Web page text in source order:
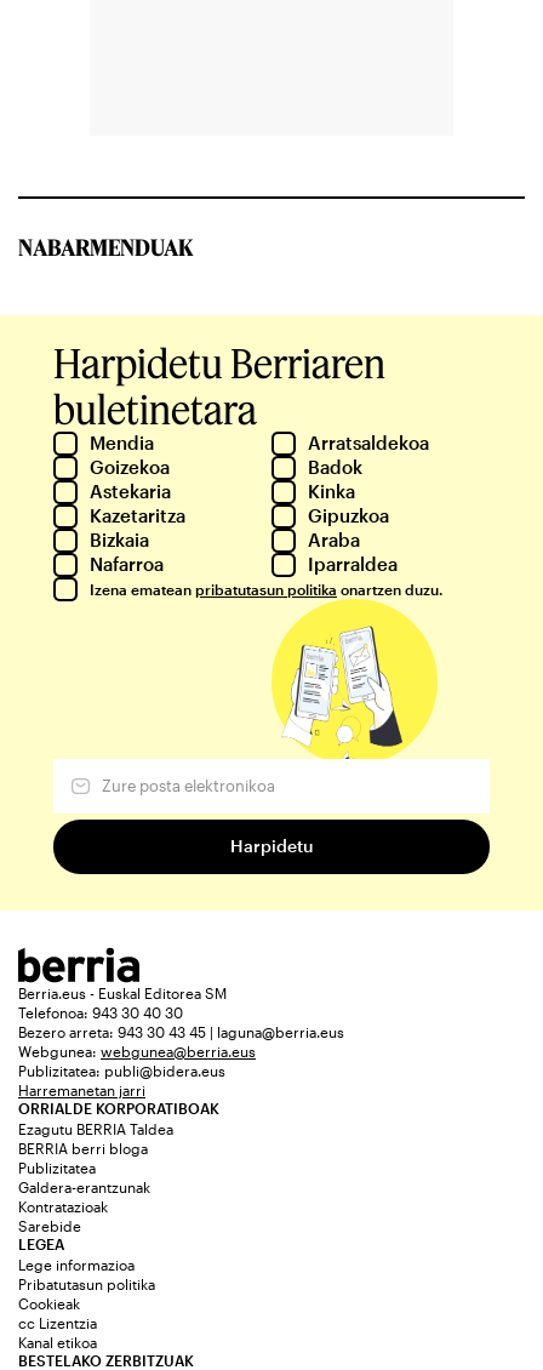
NABARMENDUAK
Harpidetu Berriaren
buletinetara
Mendia
Arratsaldekoa
Goizekoa
Badok
Astekaria
Kinka
Kazetaritza
Gipuzkoa
Bizkaia
Araba
Nafarroa
Iparraldea
Izena ematean pribatutasun politika onartzen duzu.
Berria.eus - Euskal Editorea SM
Telefonoa: 943 30 40 30
Bezero arreta: 943 30 43 45 | laguna@berria.eus
Webgunea: webgunea@berria.eus
Publizitatea: publi@bidera.eus
Harremanetan jarri
ORRIALDE KORPORATIBOAK
Ezagutu BERRIA Taldea
BERRIA berri bloga
Publizitatea
Galdera-erantzunak
Kontratazioak
Sarebide
LEGEA
Lege informazioa
Pribatutasun politika
Cookieak
cc Lizentzia
Kanal etikoa
BESTELAKO ZERBITZUAK